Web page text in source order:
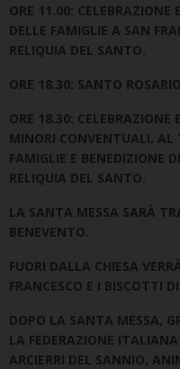
ORE 11.00: CELEBRAZIONE
DELLE FAMIGLIE A SAN
RELIQUIA DEL SANTO.
ORE 18.30: SANTO ROSARIO
ORE 18.30: CELEBRAZIONE
MINORI CONVENTUALI, AL
FAMIGLIE E BENEDIZIONE
RELIQUIA DEL SANTO.
LA SANTA MESSA SARÀ
BENEVENTO.
FUORI DALLA CHIESA
FRANCESCO E I BISCOTTI
DOPO LA SANTA MESSA,
LA FEDERAZIONE
ARCIERRI DEL SANNIO,